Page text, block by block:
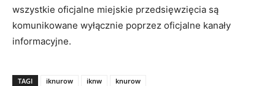
wszystkie oficjalne miejskie przedsięwzięcia są
komunikowane wyłącznie poprzez oficjalne kanały
informacyjne.
TAGI iknurow iknw knurow